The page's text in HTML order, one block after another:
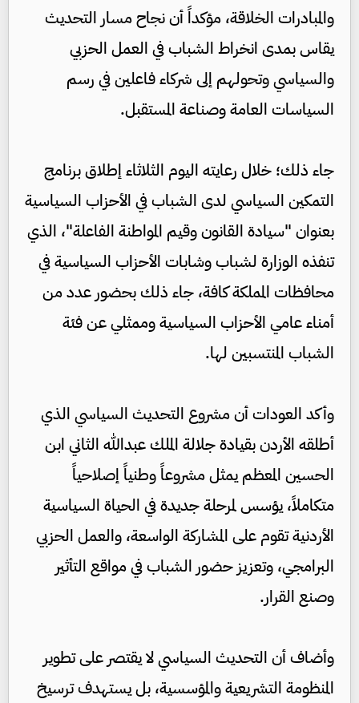
والمبادرات الخلاقة، مؤكداً أن نجاح مسار التحديث
يقاس بمدى انخراط الشباب في العمل الحزبي
والسياسي وتحولهم إلى شركاء فاعلين في رسم
السياسات العامة وصناعة المستقبل.
جاء ذلك؛ خلال رعايته اليوم الثلاثاء إطلاق برنامج
التمكين السياسي لدى الشباب في الأحزاب السياسية
بعنوان "سيادة القانون وقيم المواطنة الفاعلة"، الذي
تنفذه الوزارة لشباب وشابات الأحزاب السياسية في
محافظات المملكة كافة، جاء ذلك بحضور عدد من
أمناء عامي الأحزاب السياسية وممثلي عن فئة
الشباب المنتسبين لها.
وأكد العودات أن مشروع التحديث السياسي الذي
أطلقه الأردن بقيادة جلالة الملك عبدالله الثاني ابن
الحسين المعظم يمثل مشروعاً وطنياً إصلاحياً
متكاملاً، يؤسس لمرحلة جديدة في الحياة السياسية
الأردنية تقوم على المشاركة الواسعة، والعمل الحزبي
البرامجي، وتعزيز حضور الشباب في مواقع التأثير
وصنع القرار.
وأضاف أن التحديث السياسي لا يقتصر على تطوير
المنظومة التشريعية والمؤسسية، بل يستهدف ترسيخ